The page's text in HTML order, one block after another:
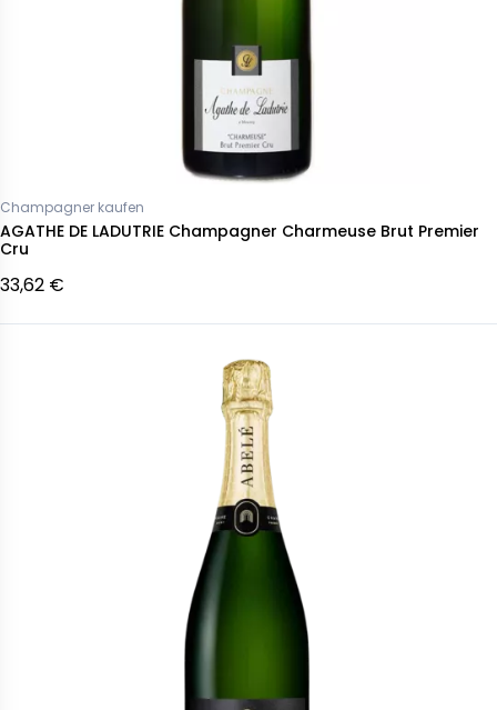
Champagner kaufen
AGATHE DE LADUTRIE Champagner Charmeuse Brut Premier
Cru
33,62 €